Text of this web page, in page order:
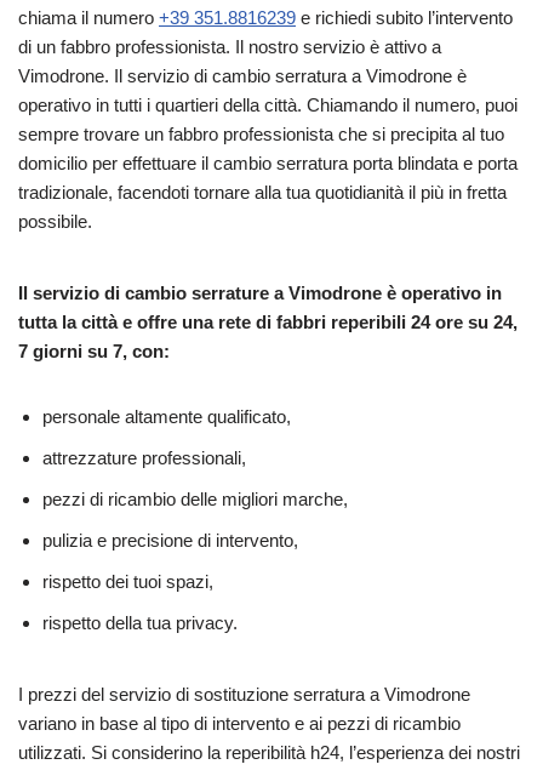
chiama il numero +39 351.8816239 e richiedi subito l’intervento
di un fabbro professionista. Il nostro servizio è attivo a
Vimodrone. Il servizio di cambio serratura a Vimodrone è
operativo in tutti i quartieri della città. Chiamando il numero, puoi
sempre trovare un fabbro professionista che si precipita al tuo
domicilio per effettuare il cambio serratura porta blindata e porta
tradizionale, facendoti tornare alla tua quotidianità il più in fretta
possibile.
Il servizio di cambio serrature a Vimodrone è operativo in
tutta la città e offre una rete di fabbri reperibili 24 ore su 24,
7 giorni su 7, con:
personale altamente qualificato,
attrezzature professionali,
pezzi di ricambio delle migliori marche,
pulizia e precisione di intervento,
rispetto dei tuoi spazi,
rispetto della tua privacy.
I prezzi del servizio di sostituzione serratura a Vimodrone
variano in base al tipo di intervento e ai pezzi di ricambio
utilizzati. Si considerino la reperibilità h24, l’esperienza dei nostri